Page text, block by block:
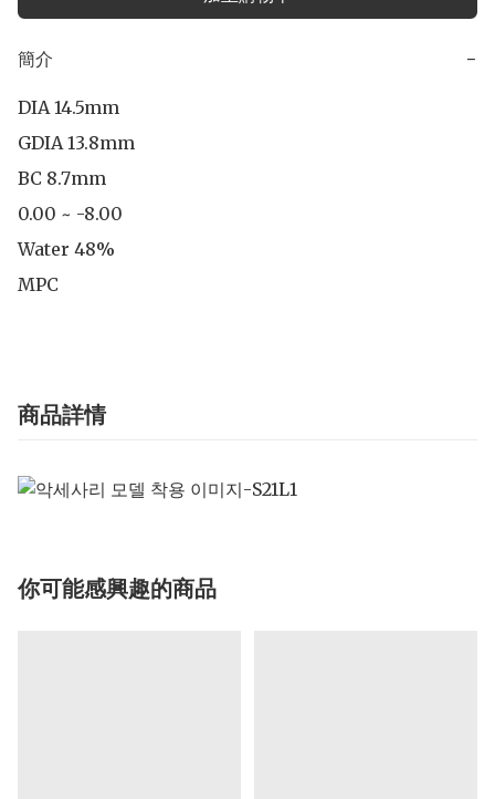
簡介 −
DIA 14.5mm
GDIA 13.8mm
BC 8.7mm
0.00 ~ -8.00
Water 48%
MPC
商品詳情
你可能感興趣的商品